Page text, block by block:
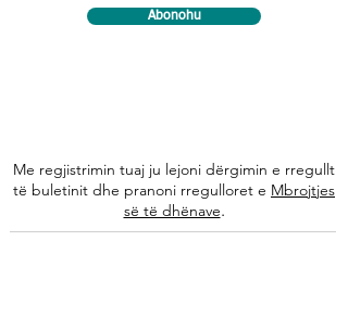
Abonohu
Me regjistrimin tuaj ju lejoni dërgimin e rregullt
të buletinit dhe pranoni rregulloret e Mbrojtjes
së të dhënave.